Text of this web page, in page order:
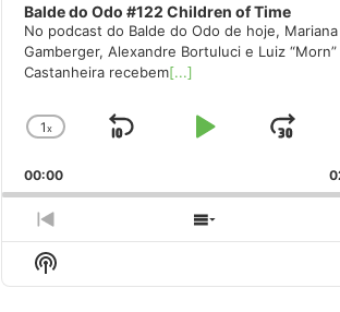
Balde do Odo #122 Children of Time
No podcast do Balde do Odo de hoje, Mariana
Gamberger, Alexandre Bortuluci e Luiz “Morn”
Castanheira recebem[...]
Change
Rate
1x
Skip
Play
00:00
Previous
Episode
Show
Episodes
Show
Podcast